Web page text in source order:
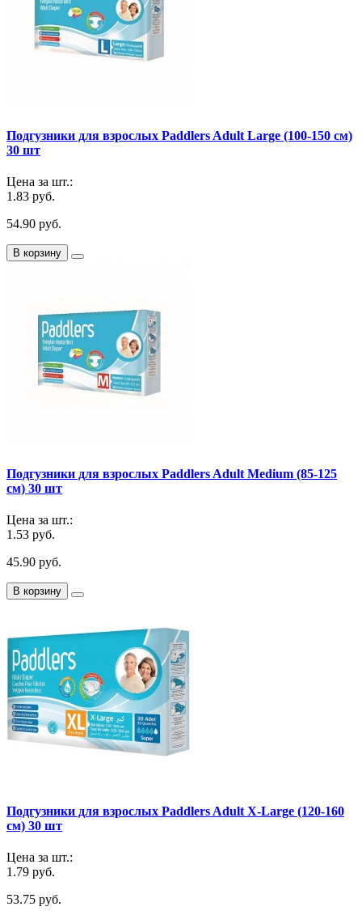
Подгузники для взрослых Paddlers Adult Large (100-150 см)
30 шт
Цена за шт.:
1.83 руб.
54.90 руб.
В корзину
Подгузники для взрослых Paddlers Adult Medium (85-125
см) 30 шт
Цена за шт.:
1.53 руб.
45.90 руб.
В корзину
Подгузники для взрослых Paddlers Adult X-Large (120-160
см) 30 шт
Цена за шт.:
1.79 руб.
53.75 руб.